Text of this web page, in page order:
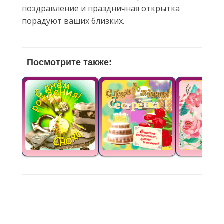
поздравление и праздничная открытка
порадуют ваших близких.
Посмотрите также: